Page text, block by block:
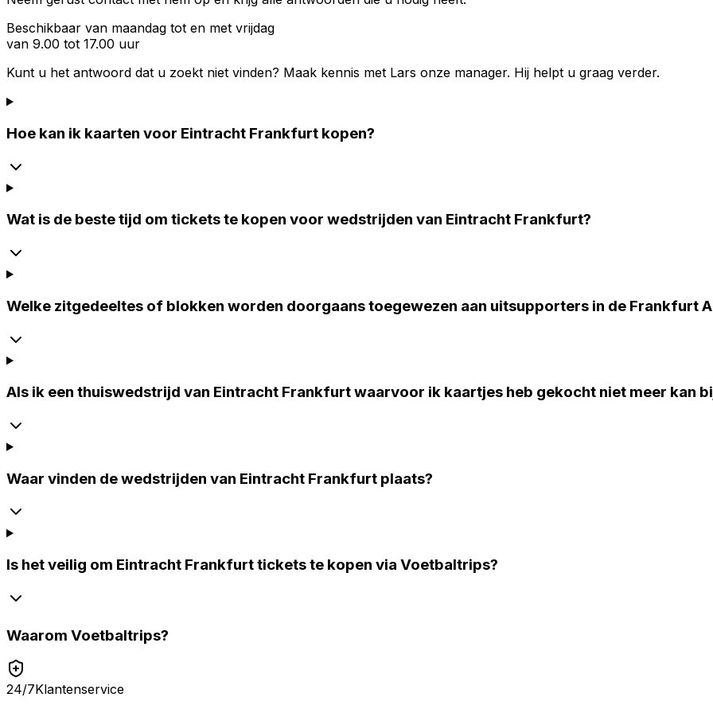
Beschikbaar van maandag tot en met vrijdag
van 9.00 tot 17.00 uur
Kunt u het antwoord dat u zoekt niet vinden? Maak kennis met Lars onze manager. Hij helpt u graag verder.
Hoe kan ik kaarten voor Eintracht Frankfurt kopen?
Wat is de beste tijd om tickets te kopen voor wedstrijden van Eintracht Frankfurt?
Welke zitgedeeltes of blokken worden doorgaans toegewezen aan uitsupporters in de Frankfurt
Als ik een thuiswedstrijd van Eintracht Frankfurt waarvoor ik kaartjes heb gekocht niet meer kan
Waar vinden de wedstrijden van Eintracht Frankfurt plaats?
Is het veilig om Eintracht Frankfurt tickets te kopen via Voetbaltrips?
Waarom Voetbaltrips?
24/7Klantenservice